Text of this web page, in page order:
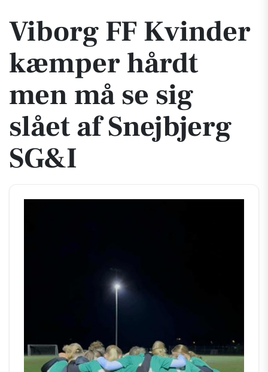
Viborg FF Kvinder
kæmper hårdt
men må se sig
slået af Snejbjerg
SG&I